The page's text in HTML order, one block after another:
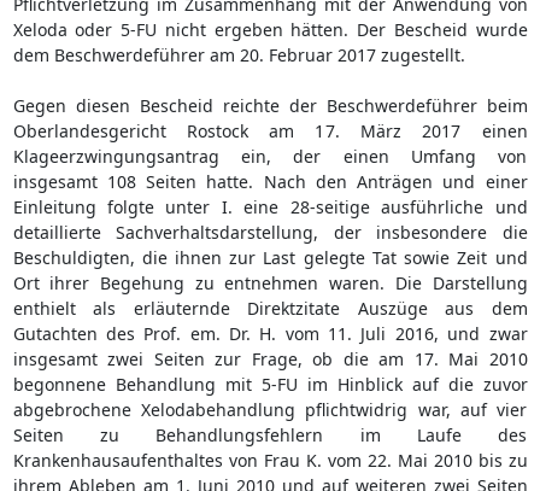
Xeloda oder 5-FU nicht ergeben hätten. Der Bescheid wurde
dem Beschwerdeführer am 20. Februar 2017 zugestellt.
Gegen diesen Bescheid reichte der Beschwerdeführer beim
Oberlandesgericht Rostock am 17. März 2017 einen
Klageerzwingungsantrag ein, der einen Umfang von
insgesamt 108 Seiten hatte. Nach den Anträgen und einer
Einleitung folgte unter I. eine 28-seitige ausführliche und
detaillierte Sachverhaltsdarstellung, der insbesondere die
Beschuldigten, die ihnen zur Last gelegte Tat sowie Zeit und
Ort ihrer Begehung zu entnehmen waren. Die Darstellung
enthielt als erläuternde Direktzitate Auszüge aus dem
Gutachten des Prof. em. Dr. H. vom 11. Juli 2016, und zwar
insgesamt zwei Seiten zur Frage, ob die am 17. Mai 2010
begonnene Behandlung mit 5-FU im Hinblick auf die zuvor
abgebrochene Xelodabehandlung pflichtwidrig war, auf vier
Seiten zu Behandlungsfehlern im Laufe des
Krankenhausaufenthaltes von Frau K. vom 22. Mai 2010 bis zu
ihrem Ableben am 1. Juni 2010 und auf weiteren zwei Seiten